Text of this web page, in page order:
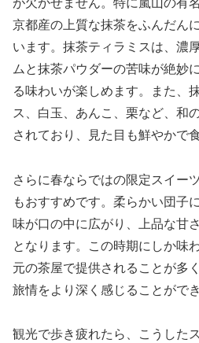
京都産の上質な抹茶をふんだん
います。抹茶ティラミスは、濃
ムと抹茶パウダーの苦味が絶妙
る味わいが楽しめます。また、
ス、白玉、あんこ、栗など、和
されており、見た目も鮮やかで
さらに春ならではの限定スイー
もおすすめです。柔らかい団子
味が口の中に広がり、上品な甘
となります。この時期にしか味
元の茶屋で提供されることが多
旅情をより深く感じることがで
観光で歩き疲れたら、こうした